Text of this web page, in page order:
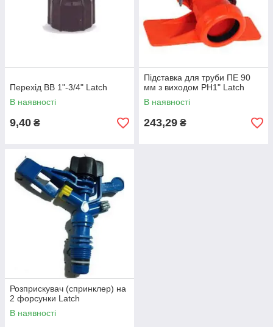
Перехід ВВ 1"-3/4" Latch
В наявності
9,40 ₴
Підставка для труби ПЕ 90
мм з виходом РН1" Latch
В наявності
243,29 ₴
Розприскувач (спринклер) на
2 форсунки Latch
В наявності